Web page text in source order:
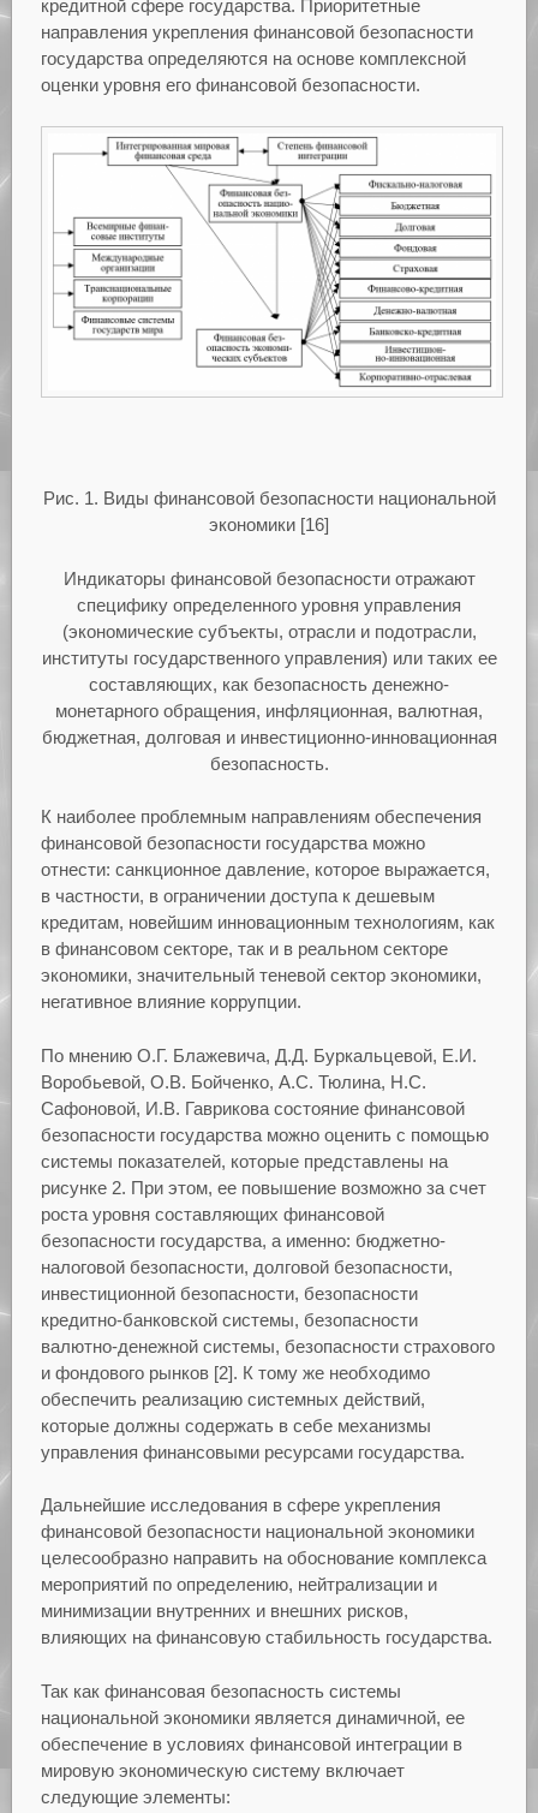
кредитной сфере государства. Приоритетные
направления укрепления финансовой безопасности
государства определяются на основе комплексной
оценки уровня его финансовой безопасности.
Рис. 1. Виды финансовой безопасности национальной
экономики [16]
Индикаторы финансовой безопасности отражают
специфику определенного уровня управления
(экономические субъекты, отрасли и подотрасли,
институты государственного управления) или таких ее
составляющих, как безопасность денежно-
монетарного обращения, инфляционная, валютная,
бюджетная, долговая и инвестиционно-инновационная
безопасность.
К наиболее проблемным направлениям обеспечения
финансовой безопасности государства можно
отнести: санкционное давление, которое выражается,
в частности, в ограничении доступа к дешевым
кредитам, новейшим инновационным технологиям, как
в финансовом секторе, так и в реальном секторе
экономики, значительный теневой сектор экономики,
негативное влияние коррупции.
По мнению О.Г. Блажевича, Д.Д. Буркальцевой, Е.И.
Воробьевой, О.В. Бойченко, А.С. Тюлина, Н.С.
Сафоновой, И.В. Гаврикова состояние финансовой
безопасности государства можно оценить с помощью
системы показателей, которые представлены на
рисунке 2. При этом, ее повышение возможно за счет
роста уровня составляющих финансовой
безопасности государства, а именно: бюджетно-
налоговой безопасности, долговой безопасности,
инвестиционной безопасности, безопасности
кредитно-банковской системы, безопасности
валютно-денежной системы, безопасности страхового
и фондового рынков [2]. К тому же необходимо
обеспечить реализацию системных действий,
которые должны содержать в себе механизмы
управления финансовыми ресурсами государства.
Дальнейшие исследования в сфере укрепления
финансовой безопасности национальной экономики
целесообразно направить на обоснование комплекса
мероприятий по определению, нейтрализации и
минимизации внутренних и внешних рисков,
влияющих на финансовую стабильность государства.
Так как финансовая безопасность системы
национальной экономики является динамичной, ее
обеспечение в условиях финансовой интеграции в
мировую экономическую систему включает
следующие элементы: